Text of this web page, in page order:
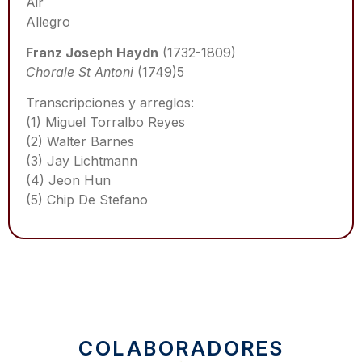
Allegro
Franz Joseph Haydn (1732-1809)
Chorale St Antoni (1749)5
Transcripciones y arreglos:
(1) Miguel Torralbo Reyes
(2) Walter Barnes
(3) Jay Lichtmann
(4) Jeon Hun
(5) Chip De Stefano
COLABORADORES